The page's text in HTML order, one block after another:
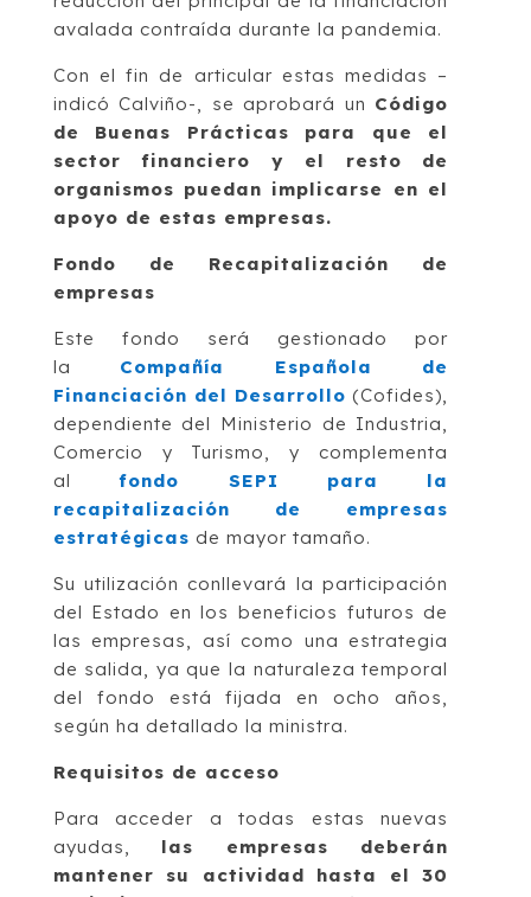
avalada contraída durante la pandemia.
Con el fin de articular estas medidas –
indicó Calviño-, se aprobará un Código
de Buenas Prácticas para que el
sector financiero y el resto de
organismos puedan implicarse en el
apoyo de estas empresas.
Fondo de Recapitalización de
empresas
Este fondo será gestionado por
la Compañía Española de
Financiación del Desarrollo (Cofides),
dependiente del Ministerio de Industria,
Comercio y Turismo, y complementa
alfondo SEPI para la
recapitalización de empresas
estratégicas de mayor tamaño.
Su utilización conllevará la participación
del Estado en los beneficios futuros de
las empresas, así como una estrategia
de salida, ya que la naturaleza temporal
del fondo está fijada en ocho años,
según ha detallado la ministra.
Requisitos de acceso
Para acceder a todas estas nuevas
ayudas, las empresas deberán
mantener su actividad hasta el 30